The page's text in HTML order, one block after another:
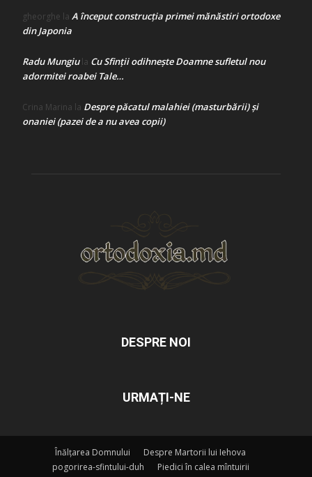
gheorghe la A început construcţia primei mănăstiri ortodoxe
din Japonia
Radu Mungiula Cu Sfinții odihnește Doamne sufletul nou
adormitei roabei Tale…
Crina Marina la Despre păcatul malahiei (masturbării) şi
onaniei (pazei de a nu avea copii)
DESPRE NOI
URMAȚI-NE
Înălțarea Domnului
Despre Martorii lui Iehova
pogorirea-sfintului-duh
Piedici în calea mîntuirii